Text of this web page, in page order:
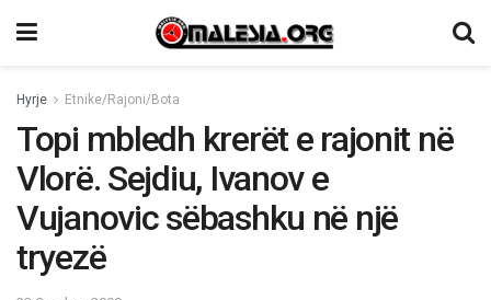
Hyrje Etnike/Rajoni/Bota
Topi mbledh krerët e rajonit në
Vlorë. Sejdiu, Ivanov e
Vujanovic sëbashku në një
tryezë